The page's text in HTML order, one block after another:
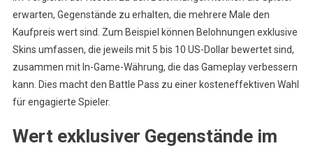
erwarten, Gegenstände zu erhalten, die mehrere Male den
Kaufpreis wert sind. Zum Beispiel können Belohnungen exklusive
Skins umfassen, die jeweils mit 5 bis 10 US-Dollar bewertet sind,
zusammen mit In-Game-Währung, die das Gameplay verbessern
kann. Dies macht den Battle Pass zu einer kosteneffektiven Wahl
für engagierte Spieler.
Wert exklusiver Gegenstände im